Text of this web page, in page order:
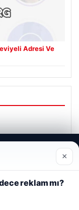
Adresi Ve
çerezler
×
reklam mı?